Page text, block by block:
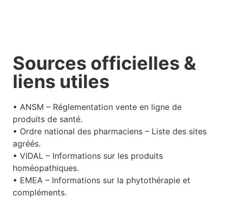
Sources officielles &
liens utiles
• ANSM – Réglementation vente en ligne de
produits de santé.
• Ordre national des pharmaciens – Liste des sites
agréés.
• VIDAL – Informations sur les produits
homéopathiques.
• EMEA – Informations sur la phytothérapie et
compléments.